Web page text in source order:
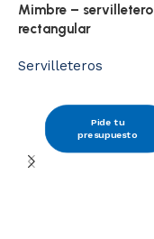
Mimbre – servilletero
rectangular
Servilleteros
Pide tu
presupuesto